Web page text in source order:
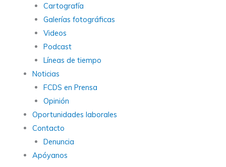
Cartografía
Galerías fotográficas
Videos
Podcast
Líneas de tiempo
Noticias
FCDS en Prensa
Opinión
Oportunidades laborales
Contacto
Denuncia
Apóyanos